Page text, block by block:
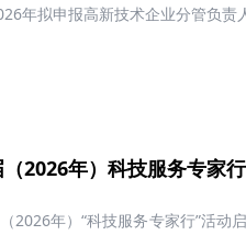
年拟申报高新技术企业分管负责
2026年）科技服务专家
2026年）“科技服务专家行”活动